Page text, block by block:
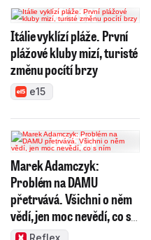
Itálie vyklízí pláže. První
plážové kluby mizí, turisté
změnu pocítí brzy
e15
Marek Adamczyk:
Problém na DAMU
přetrvává. Všichni o něm
vědí, jen moc nevědí, co s
nímReflex